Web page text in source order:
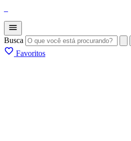
Busca
Favoritos